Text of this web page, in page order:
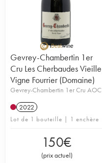
Gevrey-Chambertin 1er
Cru Les Cherbaudes Vieille
Vigne Fourrier (Domaine)
Gevrey-Chambertin 1er Cru AOC
2022
Lot de 1 bouteille | 1 enchère
150€
(prix actuel)